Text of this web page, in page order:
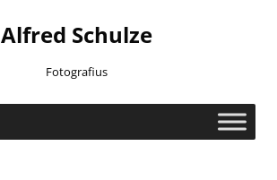
Alfred Schulze
Fotografius